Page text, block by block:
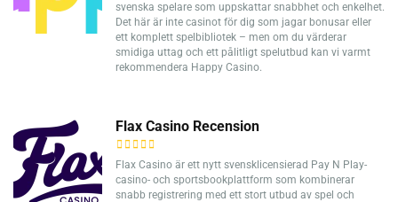
svenska spelare som uppskattar snabbhet och enkelhet.
Det här är inte casinot för dig som jagar bonusar eller
ett komplett spelbibliotek – men om du värderar
smidiga uttag och ett pålitligt spelutbud kan vi varmt
rekommendera Happy Casino.
Flax Casino Recension
Flax Casino är ett nytt svensklicensierad Pay N Play-
casino- och sportsbookplattform som kombinerar
snabb registrering med ett stort utbud av spel och